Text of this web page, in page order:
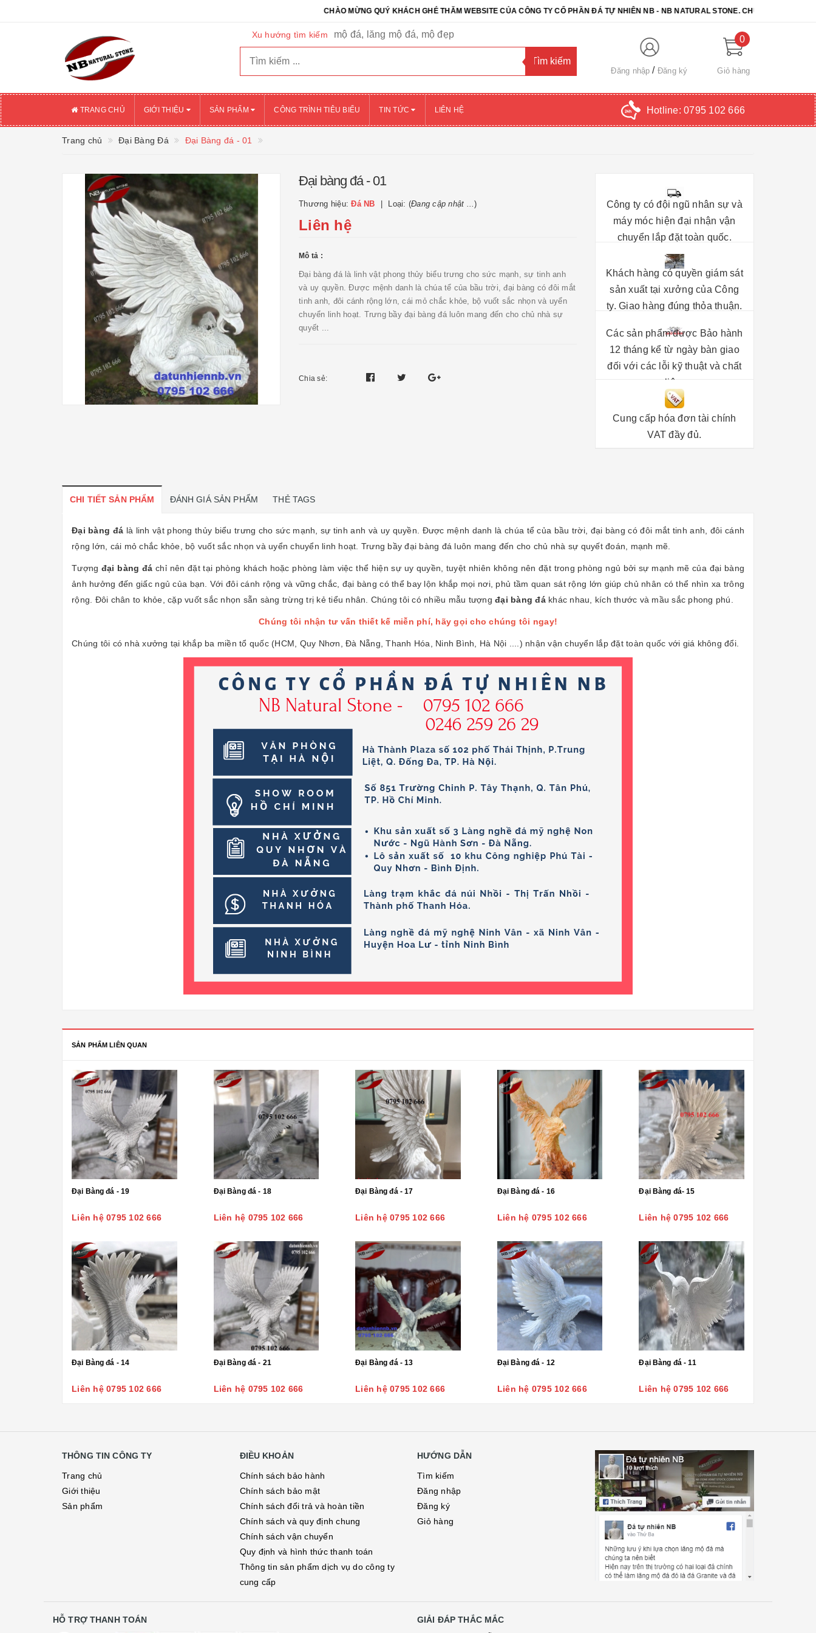
CHÀO MỪNG QUÝ KHÁCH GHÉ THĂM WEBSITE CỦA CÔNG TY CỔ PHẦN ĐÁ TỰ NHIÊN NB - NB NATURAL STONE. CHÚC QUÝ KHÁCH CHỌN
Xu hướng tìm kiếm mộ đá, lăng mộ đá, mộ đẹp
Đăng nhập Đăng ký
0
Giỏ hàng
TRANG CHỦ GIỚI THIỆU SẢN PHẨM CÔNG TRÌNH TIÊU BIỂU TIN TỨC LIÊN HỆ Hotline: 0795 102 666
Trang chủ Đại Bàng Đá Đại Bàng đá - 01
Đại bàng đá - 01
Thương hiệu:Đá NB Loại: (Đang cập nhật ...)
Liên hệ
Mô tả :
Đại bàng đá là linh vật phong thủy biểu trưng cho sức mạnh, sự tinh anh
và uy quyền. Được mệnh danh là chúa tể của bầu trời, đại bàng có đôi mắt
tinh anh, đôi cánh rộng lớn, cái mỏ chắc khỏe, bộ vuốt sắc nhọn và uyển
chuyển linh hoạt. Trưng bầy đại bàng đá luôn mang đến cho chủ nhà sự
quyết ...
Chia sẻ:
Công ty có đội ngũ nhân sự và
máy móc hiện đại nhận vận
chuyển lắp đặt toàn quốc.
Khách hàng có quyền giám sát
sản xuất tại xưởng của Công
ty. Giao hàng đúng thỏa thuận.
Các sản phẩm được Bảo hành
12 tháng kể từ ngày bàn giao
đối với các lỗi kỹ thuật và chất
liệu.
Cung cấp hóa đơn tài chính
VAT đầy đủ.
CHI TIẾT SẢN PHẨM ĐÁNH GIÁ SẢN PHẨM THẺ TAGS
Đại bàng đá là linh vật phong thủy biểu trưng cho sức mạnh, sự tinh anh và uy quyền. Được mệnh danh là chúa tể của bầu trời, đại bàng có đôi mắt tinh anh, đôi cánh
rộng lớn, cái mỏ chắc khỏe, bộ vuốt sắc nhọn và uyển chuyển linh hoạt. Trưng bầy đại bàng đá luôn mang đến cho chủ nhà sự quyết đoán, mạnh mẽ.
Tượng đại bàng đá chỉ nên đặt tại phòng khách hoặc phòng làm việc thể hiện sự uy quyền, tuyệt nhiên không nên đặt trong phòng ngủ bởi sự mạnh mẽ của đại bàng
ảnh hưởng đến giấc ngủ của bạn. Với đôi cánh rộng và vững chắc, đại bàng có thể bay lộn khắp mọi nơi, phủ tầm quan sát rộng lớn giúp chủ nhân có thể nhìn xa trông
rộng. Đôi chân to khỏe, cặp vuốt sắc nhọn sẵn sàng trừng trị kẻ tiểu nhân. Chúng tôi có nhiều mẫu tượng đại bàng đákhác nhau, kích thước và mầu sắc phong phú.
Chúng tôi nhận tư vấn thiết kế miễn phí, hãy gọi cho chúng tôi ngay!
Chúng tôi có nhà xưởng tại khắp ba miền tổ quốc (HCM, Quy Nhơn, Đà Nẵng, Thanh Hóa, Ninh Bình, Hà Nội ....) nhận vận chuyển lắp đặt toàn quốc với giá không đổi.
SẢN PHẨM LIÊN QUAN
Đại Bàng đá - 19
Liên hệ 0795 102 666
Đại Bàng đá - 18
Liên hệ 0795 102 666
Đại Bàng đá - 17
Liên hệ 0795 102 666
Đại Bàng đá - 16
Liên hệ 0795 102 666
Đại Bàng đá- 15
Liên hệ 0795 102 666
Đại Bàng đá - 14
Liên hệ 0795 102 666
Đại Bàng đá - 21
Liên hệ 0795 102 666
Đại Bàng đá - 13
Liên hệ 0795 102 666
Đại Bàng đá - 12
Liên hệ 0795 102 666
Đại Bàng đá - 11
Liên hệ 0795 102 666
THÔNG TIN CÔNG TY
Trang chủ
Giới thiệu
Sản phẩm
ĐIỀU KHOẢN
Chính sách bảo hành
Chính sách bảo mật
Chính sách đổi trả và hoàn tiền
Chính sách và quy định chung
Chính sách vận chuyển
Quy định và hình thức thanh toán
Thông tin sản phẩm dịch vụ do công ty
cung cấp
HƯỚNG DẪN
Tìm kiếm
Đăng nhập
Đăng ký
Giỏ hàng
HỖ TRỢ THANH TOÁN
GIẢI ĐÁP THẮC MẮC